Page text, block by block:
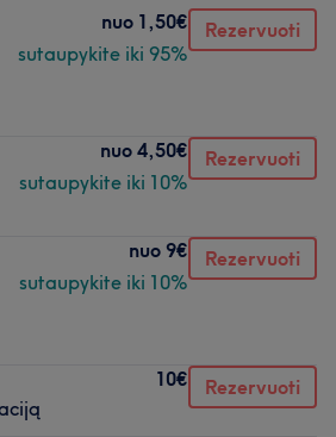
nuo 1,50€
sutaupykite iki 95%
Rezervuoti
nuo 4,50€
sutaupykite iki 10%
Rezervuoti
nuo 9€
sutaupykite iki 10%
Rezervuoti
10€ Rezervuoti